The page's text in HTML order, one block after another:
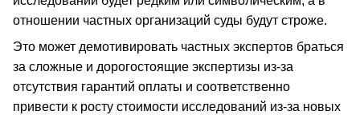
отношении частных организаций суды будут строже.
Это может демотивировать частных экспертов браться
за сложные и дорогостоящие экспертизы из-за
отсутствия гарантий оплаты и соответственно
привести к росту стоимости исследований из-за новых